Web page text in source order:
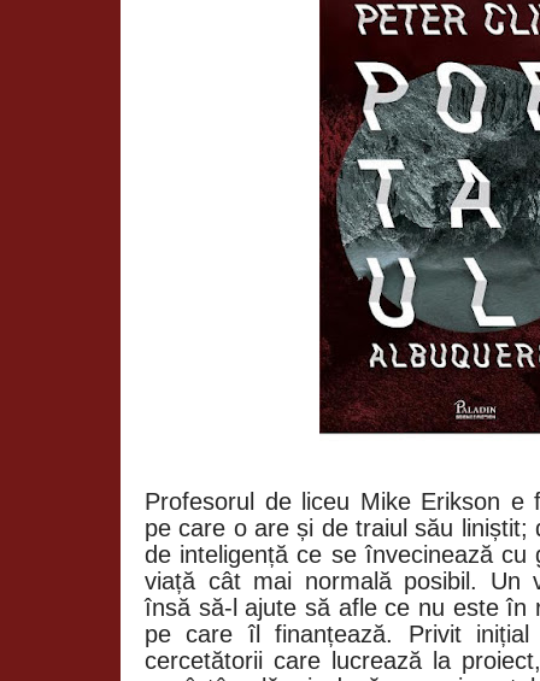
Profesorul de liceu Mike Erikson e
pe care o are și de traiul său liniștit;
de inteligență ce se învecinează cu
viață cât mai normală posibil. Un
însă să-l ajute să afle ce nu este în
pe care îl finanțează. Privit
cercetătorii care lucrează la